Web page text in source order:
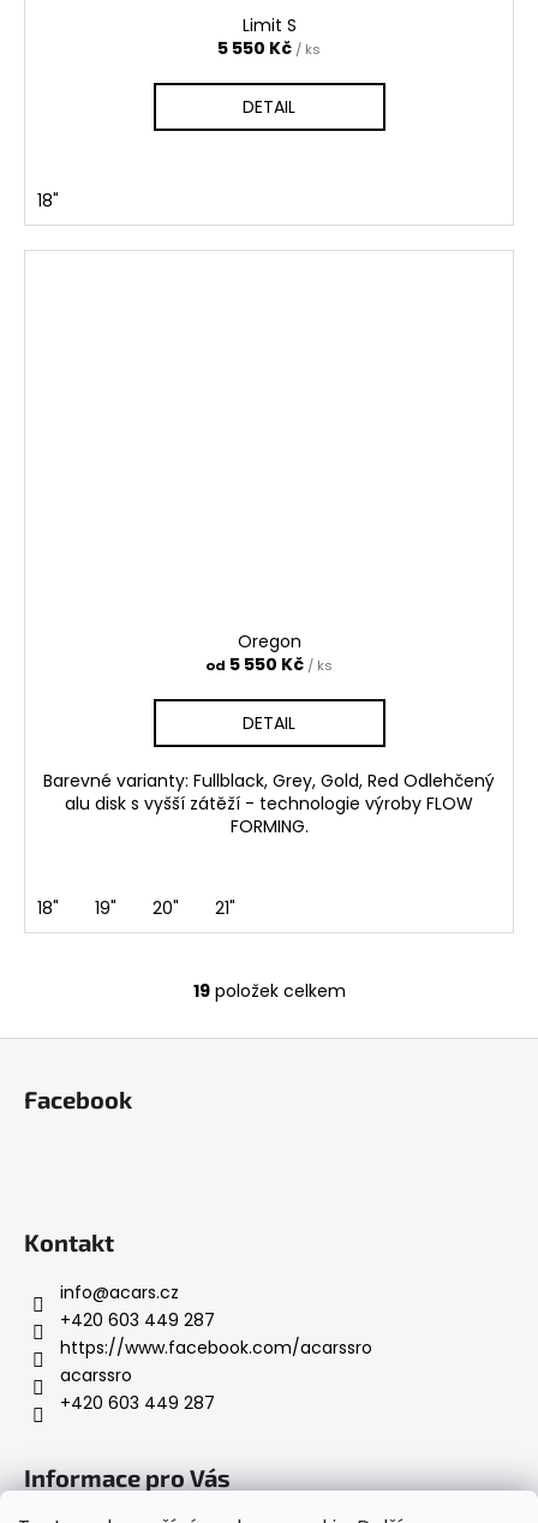
Limit S
5 550 Kč / ks
DETAIL
18"
Oregon
od 5 550 Kč / ks
DETAIL
Barevné varianty: Fullblack, Grey, Gold, Red Odlehčený
alu disk s vyšší zátěží - technologie výroby FLOW
FORMING.
18" 19" 20" 21"
O
v
u
19položek celkem
Facebook
Kontakt
info@acars.cz
+420 603 449 287
https://www.facebook.com/acarssro
acarssro
+420 603 449 287
Informace pro Vás